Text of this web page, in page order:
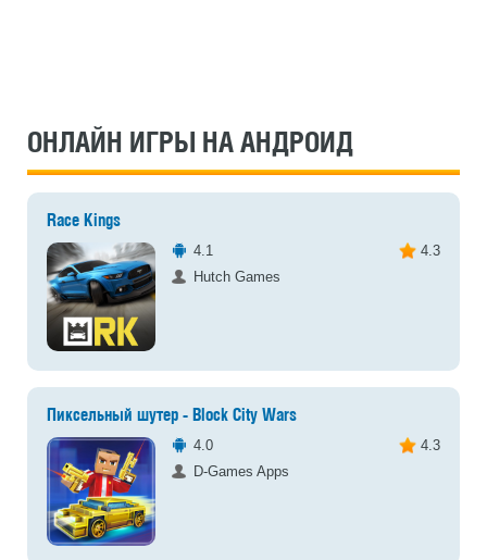
ОНЛАЙН ИГРЫ НА АНДРОИД
Race Kings
4.1
4.3
Hutch Games
Пиксельный шутер - Block City Wars
4.0
4.3
D-Games Apps